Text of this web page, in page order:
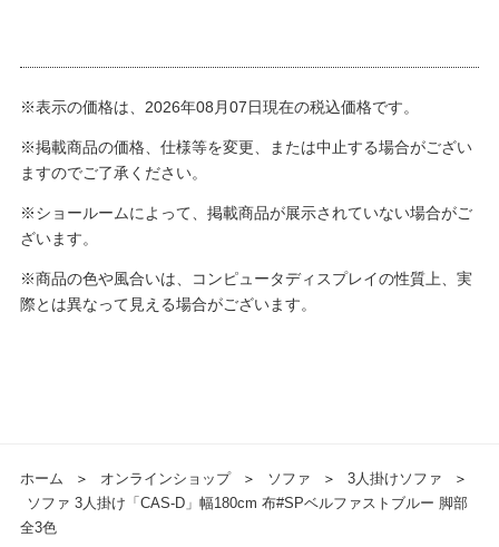
※表示の価格は、2026年08月07日現在の税込価格です。
※掲載商品の価格、仕様等を変更、または中止する場合がござい
ますのでご了承ください。
※ショールームによって、掲載商品が展示されていない場合がご
ざいます。
※商品の色や風合いは、コンピュータディスプレイの性質上、実
際とは異なって見える場合がございます。
ホーム ＞ オンラインショップ ＞ ソファ ＞ 3人掛けソファ
＞
ソファ 3人掛け「CAS-D」幅180cm 布#SPベルファストブルー 脚部
全3色